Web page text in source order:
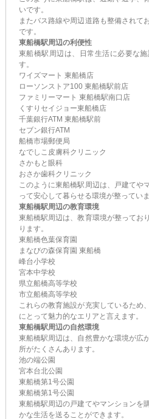
いです。
またバス路線や周辺道路も整備されて
です。
東船橋駅周辺の利便性
東船橋駅周辺は、日常生活に必要な
す。
ワイズマート 東船橋店
ローソンストア100 東船橋駅前店
ファミリーマート 東船橋駅南口店
くすりセイジョー東船橋店
千葉銀行ATM 東船橋駅前
セブン銀行ATM
船橋市場郵便局
なでしこ皮膚科クリニック
さかもと眼科
おさか歯科クリニック
このように東船橋駅周辺は、戸建てや
って安心して暮らせる環境が整っていま
東船橋駅周辺の教育環境
東船橋駅周辺は、教育環境が整ってお
ります。
東船橋色葉保育園
まなびの森保育園 東船橋
峰台小学校
宮本中学校
県立船橋高等学校
市立船橋高等学校
これらの教育施設が充実しているため
にとって魅力的なエリアと言えます。
東船橋駅周辺の自然環境
東船橋駅周辺は、自然豊かな環境が広
所がたくさんあります。
池の端公園
宮本台北公園
東船橋第1号公園
東船橋第1号公園
東船橋駅周辺の戸建てやマンションを
かな生活を送ることができます。